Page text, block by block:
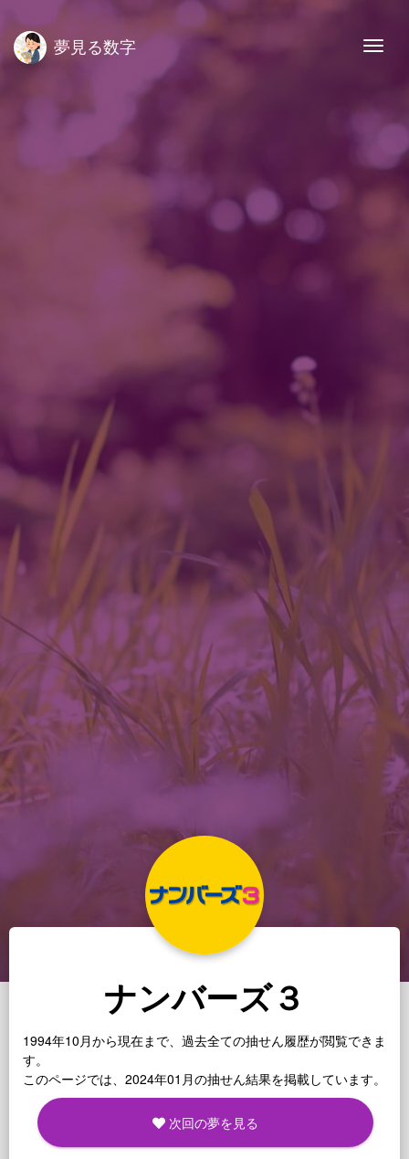
夢見る数字
ナンバーズ３
1994年10月から現在まで、過去全ての抽せん履歴が閲覧できま
す。
このページでは、2024年01月の抽せん結果を掲載しています。
次回の夢を見る